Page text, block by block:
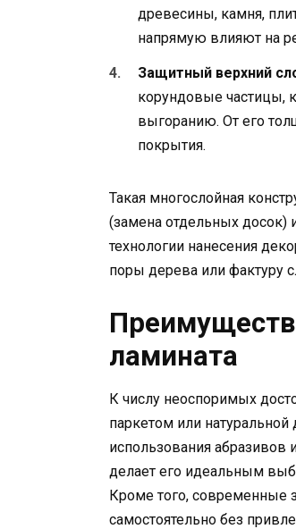
древесины, камня,
напрямую влияют на
Защитный верхний
корундовые частицы,
выгоранию. От его
покрытия.
Такая многослойная
(замена отдельных досок)
технологии нанесения
поры дерева или фактуру
ламината
К числу неоспоримых
паркетом или натуральной
использования абразивов
делает его идеальным
Кроме того, современные
самостоятельно без